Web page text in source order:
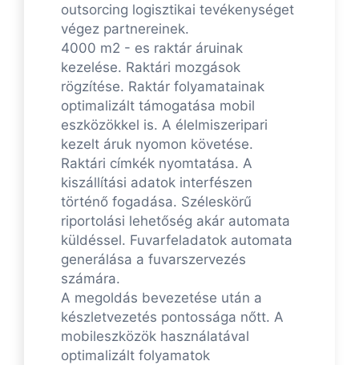
outsorcing logisztikai tevékenységet
végez partnereinek.
4000 m2 - es raktár áruinak
kezelése. Raktári mozgások
rögzítése. Raktár folyamatainak
optimalizált támogatása mobil
eszközökkel is. A élelmiszeripari
kezelt áruk nyomon követése.
Raktári címkék nyomtatása. A
kiszállítási adatok interfészen
történő fogadása. Széleskörű
riportolási lehetőség akár automata
küldéssel. Fuvarfeladatok automata
generálása a fuvarszervezés
számára.
A megoldás bevezetése után a
készletvezetés pontossága nőtt. A
mobileszközök használatával
optimalizált folyamatok